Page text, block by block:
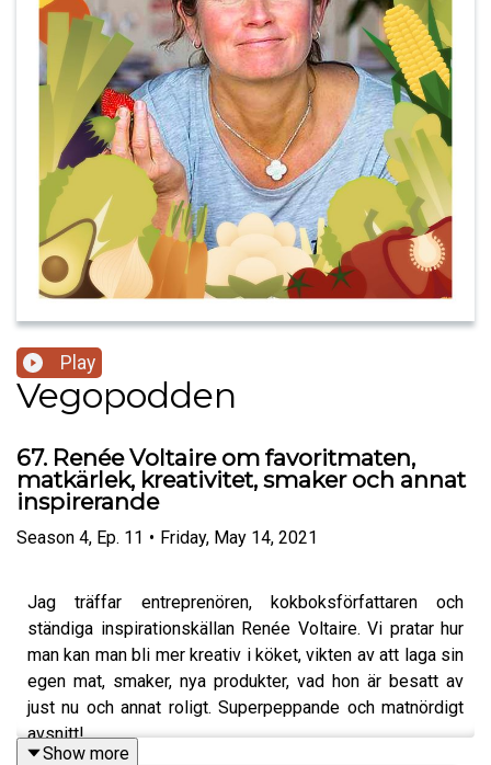
Play
Vegopodden
67. Renée Voltaire om favoritmaten,
matkärlek, kreativitet, smaker och annat
inspirerande
Season 4, Ep. 11 • Friday, May 14, 2021
Jag träffar entreprenören, kokboksförfattaren och
ständiga inspirationskällan Renée Voltaire. Vi pratar hur
man kan man bli mer kreativ i köket, vikten av att laga sin
egen mat, smaker, nya produkter, vad hon är besatt av
just nu och annat roligt. Superpeppande och matnördigt
avsnitt!
Show more